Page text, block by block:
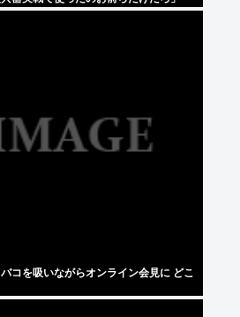
コを吸いながらオンライン会見に どこ